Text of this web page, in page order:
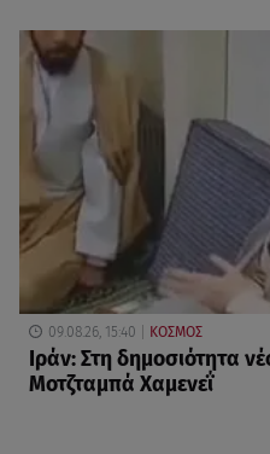
09.08.26, 15:40 ΚΟΣΜΟΣ
Ιράν: Στη δημοσιότητα
Μοτζταμπά Χαμενεΐ